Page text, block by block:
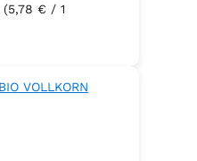
(5,78 € / 1